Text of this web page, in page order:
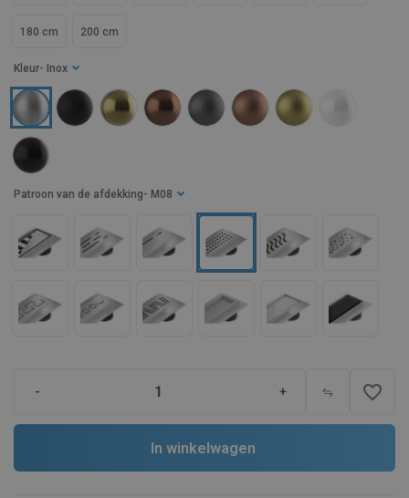
180 cm 200 cm
Kleur - Inox
Patroon van de afdekking - M08
- + favorite_border
In winkelwagen